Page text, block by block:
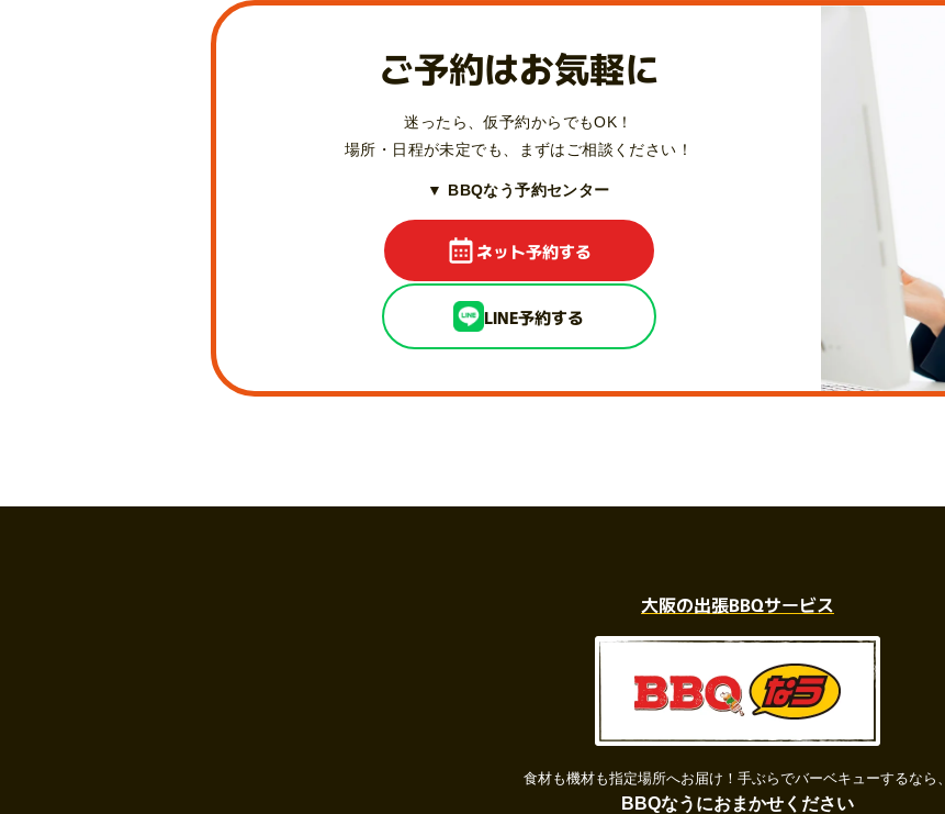
ご予約はお気軽に
迷ったら、仮予約からでもOK！
場所・日程が未定でも、
まずはご相談ください！
▼ BBQなう予約センター
ネット予約する
LINE予約する
大阪の出張BBQサービス
食材も機材も指定場所へお届け！ 手ぶらでバーベキューするなら、
BBQなうにおまかせください